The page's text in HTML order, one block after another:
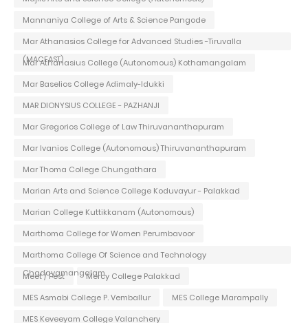
Mannaniya College of Arts & Science Pangode
Mar Athanasios College for Advanced Studies -Tiruvalla
(MACFAST)
Mar Athanasius College (Autonomous) Kothamangalam
Mar Baselios College Adimaly-Idukki
MAR DIONYSIUS COLLEGE - PAZHANJI
Mar Gregorios College of Law Thiruvananthapuram
Mar Ivanios College (Autonomous) Thiruvananthapuram
Mar Thoma College Chungathara
Marian Arts and Science College Koduvayur - Palakkad
Marian College Kuttikkanam (Autonomous)
Marthoma College for Women Perumbavoor
Marthoma College Of Science and Technology
Chadayamangalam
Meet / Fest
Mercy College Palakkad
MES Asmabi College P. Vemballur
MES College Marampally
MES Keveeyam College Valanchery